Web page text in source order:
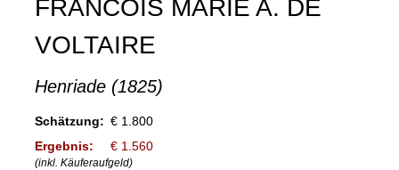
FRANCOIS MARIE A. DE
VOLTAIRE
Henriade (1825)
Schätzung: € 1.800
Ergebnis:
€ 1.560
(inkl. Käuferaufgeld)